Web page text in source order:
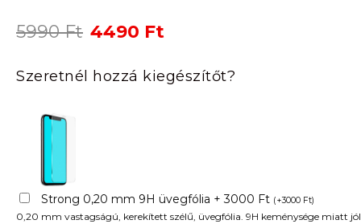
5990Ft Original
was:
5990 Ft.
4490 Ft
is:
4490 Ft.
Szeretnél hozzá kiegészítőt?
Strong 0,20 mm 9H üvegfólia + 3000 Ft (+3000 Ft)
0,20 mm vastagságú, kerekített szélű, üvegfólia. 9H keménysége miatt jól